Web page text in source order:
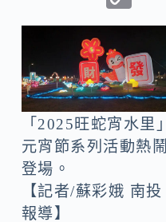
o
o
k
o
p
y
Li
n
k
「2025旺蛇宵水里」
元宵節系列活動熱鬧
登場。
【記者/蘇彩娥 南投
報導】